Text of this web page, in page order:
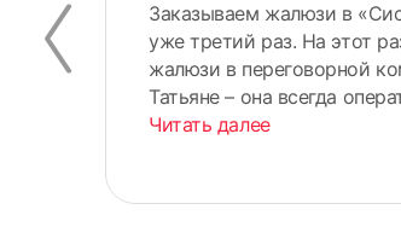
Заказываем жалюзи в
уже третий раз. На этот
жалюзи в переговорной
Татьяне – она всегда
Читать далее